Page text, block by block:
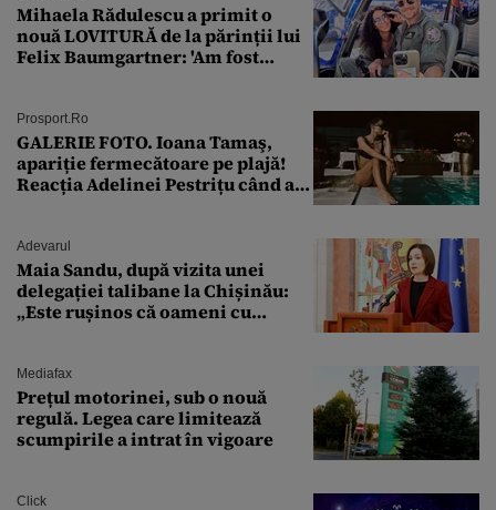
Mihaela Rădulescu a primit o
nouă LOVITURĂ de la părinții lui
Felix Baumgartner: 'Am fost
Prosport.ro
GALERIE FOTO. Ioana Tamaş,
apariție fermecătoare pe plajă!
Reacția Adelinei Pestrițu când a
Adevarul
Maia Sandu, după vizita unei
delegației talibane la Chișinău:
„Este rușinos că oameni cu
Mediafax
Prețul motorinei, sub o nouă
regulă. Legea care limitează
scumpirile a intrat în vigoare
Click